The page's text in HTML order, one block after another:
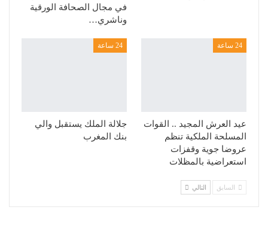
في مجال الصحافة الورقية
وناشري…
24 ساعة
عيد العرش المجيد .. القوات
المسلحة الملكية تنظم
عروضا جوية وقفزات
استعراضية بالمظلات
24 ساعة
جلالة الملك يستقبل والي
بنك المغرب
السابق التالي